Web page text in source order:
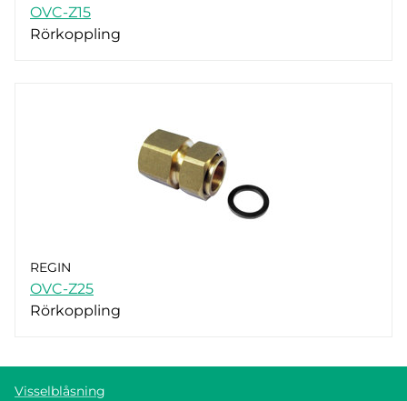
OVC-Z15
Rörkoppling
REGIN
OVC-Z25
Rörkoppling
Visselblåsning